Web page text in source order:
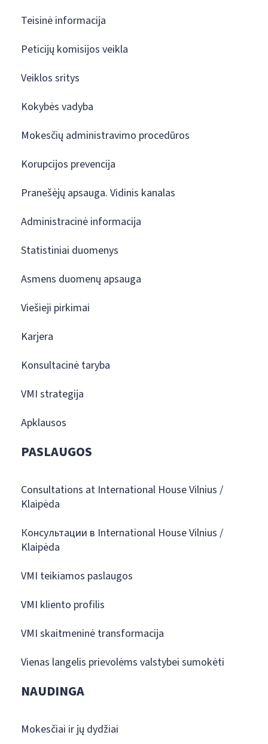
Teisinė informacija
Peticijų komisijos veikla
Veiklos sritys
Kokybės vadyba
Mokesčių administravimo procedūros
Korupcijos prevencija
Pranešėjų apsauga. Vidinis kanalas
Administracinė informacija
Statistiniai duomenys
Asmens duomenų apsauga
Viešieji pirkimai
Karjera
Konsultacinė taryba
VMI strategija
Apklausos
PASLAUGOS
Consultations at International House Vilnius /
Klaipėda
Консультации в International House Vilnius /
Klaipėda
VMI teikiamos paslaugos
VMI kliento profilis
VMI skaitmeninė transformacija
Vienas langelis prievolėms valstybei sumokėti
NAUDINGA
Mokesčiai ir jų dydžiai